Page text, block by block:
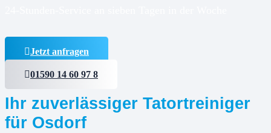
Jetzt anfragen
01590 14 60 97 8
Ihr zuverlässiger Tatortreiniger
für Osdorf